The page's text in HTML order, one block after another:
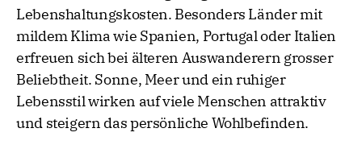
Lebenshaltungskosten. Besonders Länder mit
mildem Klima wie Spanien, Portugal oder Italien
erfreuen sich bei älteren Auswanderern grosser
Beliebtheit. Sonne, Meer und ein ruhiger
Lebensstil wirken auf viele Menschen attraktiv
und steigern das persönliche Wohlbefinden.